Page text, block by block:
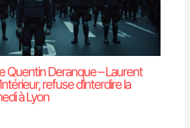
Quentin Deranque – Laurent
refuse d’interdire la
à Lyon